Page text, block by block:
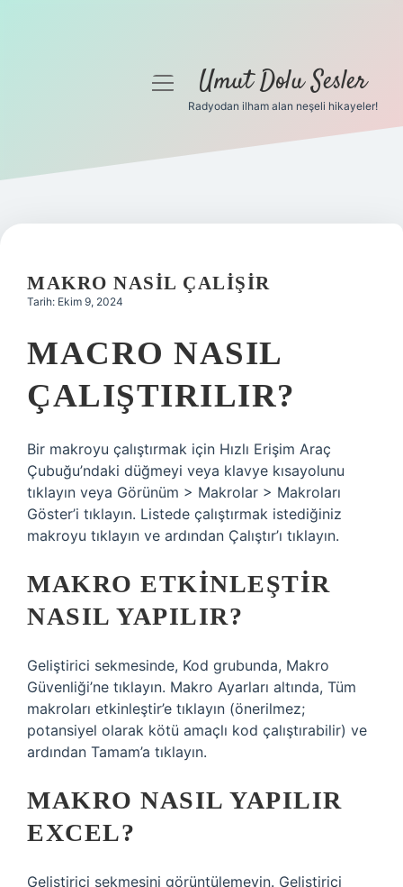
Gizlilik Politikası
Yasal Uyarı
menüyüUmut Dolu Sesler
Radyodan ilham alan neşeli hikayeler!
MAKRO NASIL ÇALIŞIR
Tarih: Ekim 9, 2024
MACRO NASIL
ÇALIŞTIRILIR?
Bir makroyu çalıştırmak için Hızlı Erişim Araç
Çubuğu’ndaki düğmeyi veya klavye kısayolunu
tıklayın veya Görünüm > Makrolar > Makroları
Göster’i tıklayın. Listede çalıştırmak istediğiniz
makroyu tıklayın ve ardından Çalıştır’ı tıklayın.
MAKRO ETKINLEŞTIR
NASIL YAPILIR?
Geliştirici sekmesinde, Kod grubunda, Makro
Güvenliği’ne tıklayın. Makro Ayarları altında, Tüm
makroları etkinleştir’e tıklayın (önerilmez;
potansiyel olarak kötü amaçlı kod çalıştırabilir) ve
ardından Tamam’a tıklayın.
MAKRO NASIL YAPILIR
EXCEL?
Geliştirici sekmesini görüntülemeyin. Geliştirici